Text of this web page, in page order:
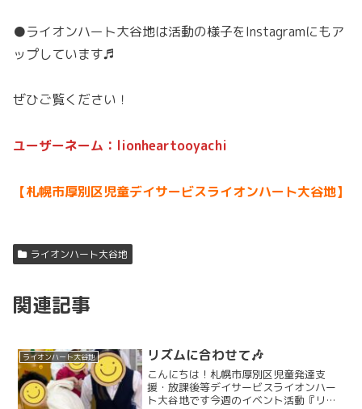
●ライオンハート大谷地は活動の様子をInstagramにもア
ップしています♬
ぜひご覧ください！
ユーザーネーム：lionheartooyachi
【札幌市厚別区児童デイサービスライオンハート大谷地】
ライオンハート大谷地
関連記事
ライオンハート大谷地 リズムに合わせて🎶
こんにちは！札幌市厚別区児童発達支
援・放課後等デイサービスライオンハー
ト大谷地です今週のイベント活動『リズ